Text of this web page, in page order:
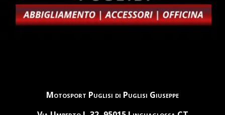
Motosport Puglisi di Puglisi Giuseppe